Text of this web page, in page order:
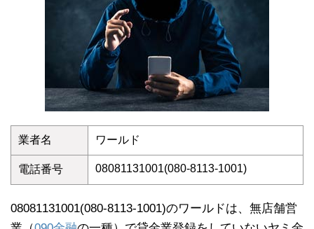
業者名 ワールド
電話番号 08081131001(080-8113-1001)
08081131001(080-8113-1001)のワールドは、無店舗営